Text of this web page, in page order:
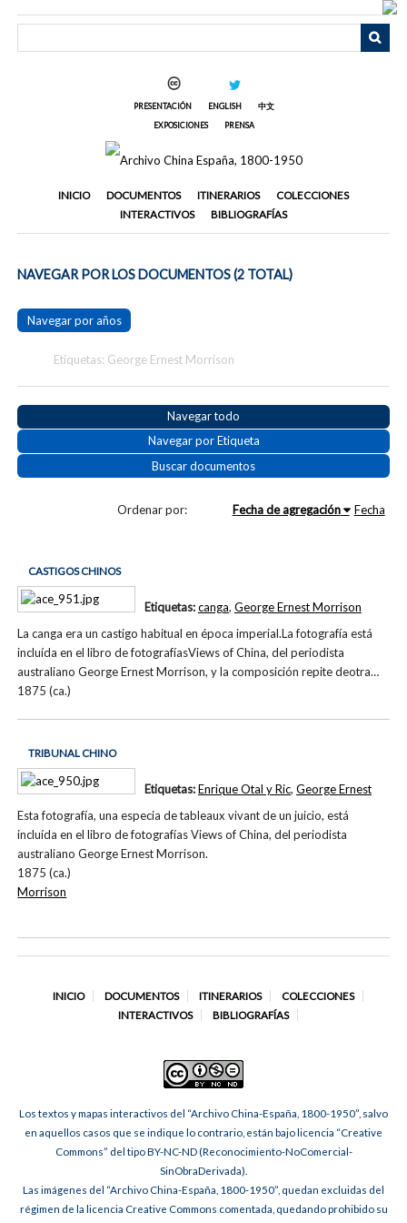
PRESENTACIÓN ENGLISH
中文
EXPOSICIONES
PRENSA
INICIO DOCUMENTOS ITINERARIOS
COLECCIONES
INTERACTIVOS
BIBLIOGRAFÍAS
NAVEGAR POR LOS DOCUMENTOS (2 TOTAL)
Navegar por años
Etiquetas: George Ernest Morrison
Navegar todo
Navegar por Etiqueta
Buscar documentos
Ordenar por: Fecha de agregación Fecha
CASTIGOS CHINOS
La canga era un castigo habitual en época imperial.La fotografía está
incluída en el libro de fotografíasViews of China, del periodista
australiano George Ernest Morrison, y la composición repite deotra…
1875 (ca.)
Etiquetas:canga, George Ernest Morrison
TRIBUNAL CHINO
Esta fotografía, una especia de tableaux vivant de un juicio, está
incluída en el libro de fotografías Views of China, del periodista
australiano George Ernest Morrison.
1875 (ca.)
Etiquetas:Enrique Otal y Ric, George Ernest
Morrison
INICIO DOCUMENTOS ITINERARIOS
COLECCIONES
INTERACTIVOS
BIBLIOGRAFÍAS
Los textos y mapas interactivos del “Archivo China-España, 1800-1950”, salvo
en aquellos casos que se indique lo contrario, están bajo licencia “Creative
Commons” del tipo BY-NC-ND (Reconocimiento-NoComercial-
SinObraDerivada).
Las imágenes del “Archivo China-España, 1800-1950”, quedan excluidas del
régimen de la licencia Creative Commons comentada, quedando prohibido su